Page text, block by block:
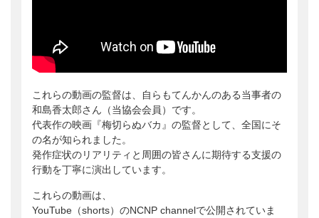
これらの動画の監督は、自らもてんかんのある当事者の
和島香太郎さん（当協会会員）です。
代表作の映画『梅切らぬバカ』の監督として、全国にそ
の名が知られました。
発作症状のリアリティと周囲の皆さんに期待する支援の
行動を丁寧に演出しています。
これらの動画は、
YouTube（shorts）のNCNP channelで公開されていま